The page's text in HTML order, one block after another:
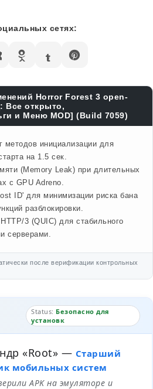
сетях:
Horror Forest 3 open-
Все открыто,
и Меню MOD] (Build 7059)
методов инициализации для
на 1.5 сек.
(Memory Leak) при длительных
с GPU Adreno.
ID' для минимизации риска бана
разблокировки.
3 (QUIC) для стабильного
серверами.
после верификации контрольных
Status: Безопасно для
установк
«Root» — Старший
мобильных систем
APK на эмуляторе и